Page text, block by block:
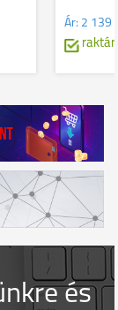
Ár: 2 139
és